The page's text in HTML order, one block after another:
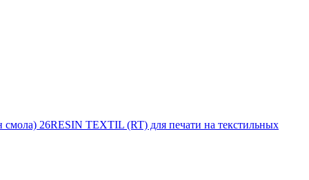
смола) 26RESIN TEXTIL (RT) для печати на текстильных